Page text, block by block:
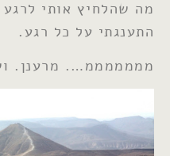
מה שהלחיץ אותי
התענגתי על כל רגע.
מממממממ…. מרענן.